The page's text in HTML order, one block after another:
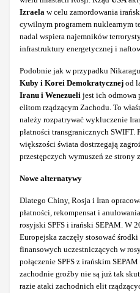
Izraela w celu zamordowania
cywilnym programem nuklearnym
nadal wspiera najemników
infrastruktury energetycznej i
Podobnie jak w przypadku
Kuby i Korei Demokratycznej od
Iranu i Wenezueli jest ich odmowa
elitom rządzącym Zachodu. To
należy rozpatrywać wykluczenie
płatności transgranicznych
większości świata dostrzegają
przestępczych wymuszeń ze strony
Nowe alternatywy
Dlatego Chiny, Rosja i Iran
płatności, rekompensat i
rosyjski SPFS i irański SEPAM. W
Europejska zaczęły stosować
finansowych uczestniczących w
połączenie SPFS z irańskim
zachodnie groźby nie są już tak
razie ataki zachodnich elit